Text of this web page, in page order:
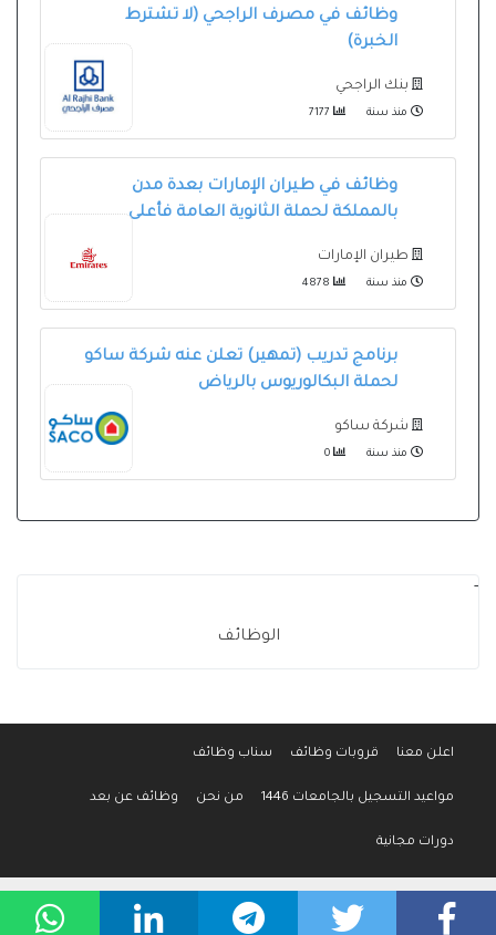
وظائف في مصرف الراجحي (لا تشترط
الخبرة)
بنك الراجحي
منذ سنة
وظائف في طيران الإمارات بعدة مدن
بالمملكة لحملة الثانوية العامة فأعلى
طيران الإمارات
منذ سنة
برنامج تدريب (تمهير) تعلن عنه شركة ساكو
لحملة البكالوريوس بالرياض
شركة ساكو
منذ سنة
-
الوظائف
اعلن معنا قروبات وظائف سناب وظائف
مواعيد التسجيل بالجامعات 1446 من نحن وظائف عن بعد
دورات مجانية
جميع الحقوق محفوظة لموقع وظائف المواطن © 2016-2026
سياسة الخصوصية- إتفاقية الإستخدام